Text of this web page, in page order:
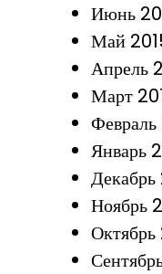
Июнь
Май
Апрель
Март
Январь
Ноябрь